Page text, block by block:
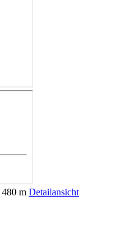
480 m Detailansicht